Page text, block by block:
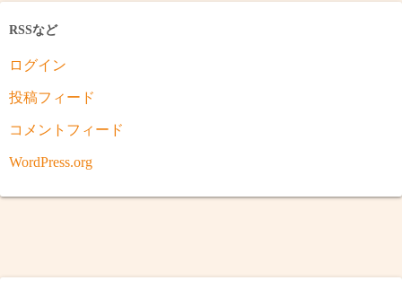
RSSなど
ログイン
投稿フィード
コメントフィード
WordPress.org